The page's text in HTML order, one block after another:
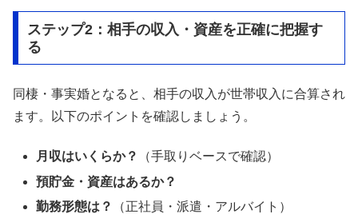
ステップ2：相手の収入・資産を正確に把握す
る
同棲・事実婚となると、相手の収入が世帯収入に合算され
ます。以下のポイントを確認しましょう。
月収はいくらか？
（手取りベースで確認）
預貯金・資産はあるか？
勤務形態は？
（正社員・派遣・アルバイト）